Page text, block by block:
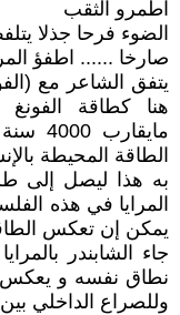
اطمرو الثقب
الضوء فرحا جذلا
صارخا ...... اطفؤ
يتفق الشاعر مع
هنا كطاقة
الطاقة المحيطة
به هذا ليصل إلى
المرايا في هذه
يمكن إن تعكس
جاء الشابندر
نطاق نفسه و يعكس
وللصراع الداخلي